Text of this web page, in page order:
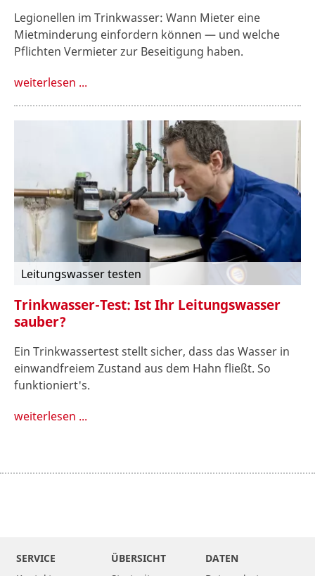
Legionellen im Trinkwasser: Wann Mieter eine
Mietminderung einfordern können — und welche
Pflichten Vermieter zur Beseitigung haben.
weiterlesen ...
Leitungswasser testen
Trinkwasser-Test: Ist Ihr Leitungswasser
sauber?
Ein Trinkwassertest stellt sicher, dass das Wasser in
einwandfreiem Zustand aus dem Hahn fließt. So
funktioniert's.
weiterlesen ...
SERVICE
ÜBERSICHT
DATEN